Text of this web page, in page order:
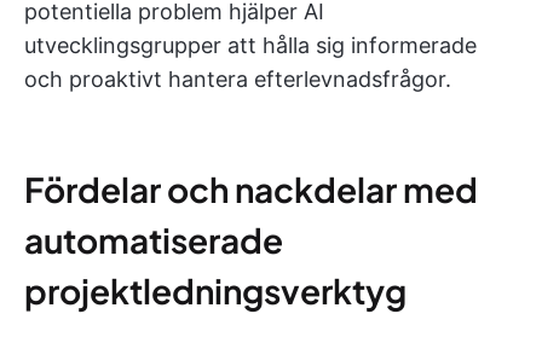
potentiella problem hjälper AI
utvecklingsgrupper att hålla sig informerade
och proaktivt hantera efterlevnadsfrågor.
Fördelar och nackdelar med
automatiserade
projektledningsverktyg